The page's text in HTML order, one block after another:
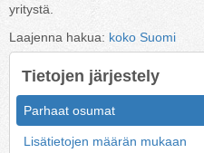
yritystä.
Laajenna hakua: koko Suomi
Tietojen järjestely
Parhaat osumat
Lisätietojen määrän mukaan